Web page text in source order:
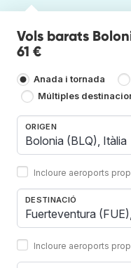
Vols barats
61 €
Anada i tornada
Múltiples
ORIGEN
Incloure aeroports
DESTINACIÓ
Incloure aeroports